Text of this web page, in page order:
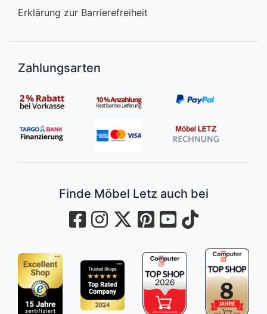
Erklärung zur Barrierefreiheit
Zahlungsarten
Finde Möbel Letz auch bei